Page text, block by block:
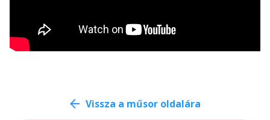
Vissza a műsor oldalára